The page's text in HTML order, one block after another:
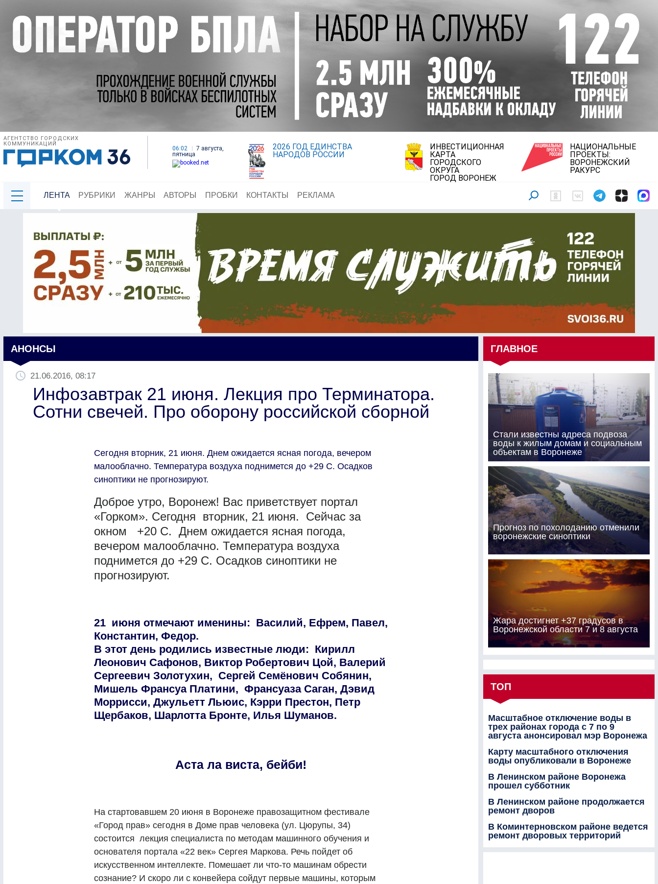
АГЕНТСТВО ГОРОДСКИХ
КОММУНИКАЦИЙ
06:02
7 августа,
пятница
2026 ГОД ЕДИНСТВА
НАРОДОВ РОССИИ
ИНВЕСТИЦИОННАЯ
КАРТА
ГОРОДСКОГО
ОКРУГА
ГОРОД ВОРОНЕЖ
НАЦИОНАЛЬНЫЕ
ПРОЕКТЫ:
ВОРОНЕЖСКИЙ
РАКУРС
ЛЕНТА РУБРИКИ ЖАНРЫ АВТОРЫ ПРОБКИ КОНТАКТЫ РЕКЛАМА
АНОНСЫ
21.06.2016, 08:17
Инфозавтрак 21 июня. Лекция про Терминатора.
Сотни свечей. Про оборону российской сборной
Сегодня вторник, 21 июня. Днем ожидается ясная погода, вечером
малооблачно. Температура воздуха поднимется до +29 С. Осадков
синоптики не прогнозируют.
Доброе утро, Воронеж! Вас приветствует портал
«Горком». Сегодня вторник, 21 июня. Сейчас за
окном +20 С. Днем ожидается ясная погода,
вечером малооблачно. Температура воздуха
поднимется до +29 С. Осадков синоптики не
прогнозируют.
21 июня отмечают именины: Василий, Ефрем, Павел,
Константин, Федор.
В этот день родились известные люди: Кирилл
Леонович Сафонов, Виктор Робертович Цой, Валерий
Сергеевич Золотухин, Сергей Семёнович Собянин,
Мишель Франсуа Платини, Франсуаза Саган, Дэвид
Моррисси, Джульетт Льюис, Кэрри Престон, Петр
Щербаков, Шарлотта Бронте, Илья Шуманов.
Аста ла виста, бейби!
На стартовавшем 20 июня в Воронеже правозащитном фестивале
«Город прав» сегодня в Доме прав человека (ул. Цюрупы, 34)
состоится лекция специалиста по методам машинного обучения и
основателя портала «22 век» Сергея Маркова. Речь пойдет об
искусственном интеллекте. Помешает ли что-то машинам обрести
сознание? И скоро ли с конвейера сойдут первые машины, которым
ГЛАВНОЕ
Стали известны адреса подвоза
воды к жилым домам и социальным
объектам в Воронеже
Прогноз по похолоданию отменили
воронежские синоптики
Жара достигнет +37 градусов в
Воронежской области 7 и 8 августа
ТОП
Масштабное отключение воды в
трех районах города с 7 по 9
августа анонсировал мэр Воронежа
Карту масштабного отключения
воды опубликовали в Воронеже
В Ленинском районе Воронежа
прошел субботник
В Ленинском районе продолжается
ремонт дворов
В Коминтерновском районе ведется
ремонт дворовых территорий